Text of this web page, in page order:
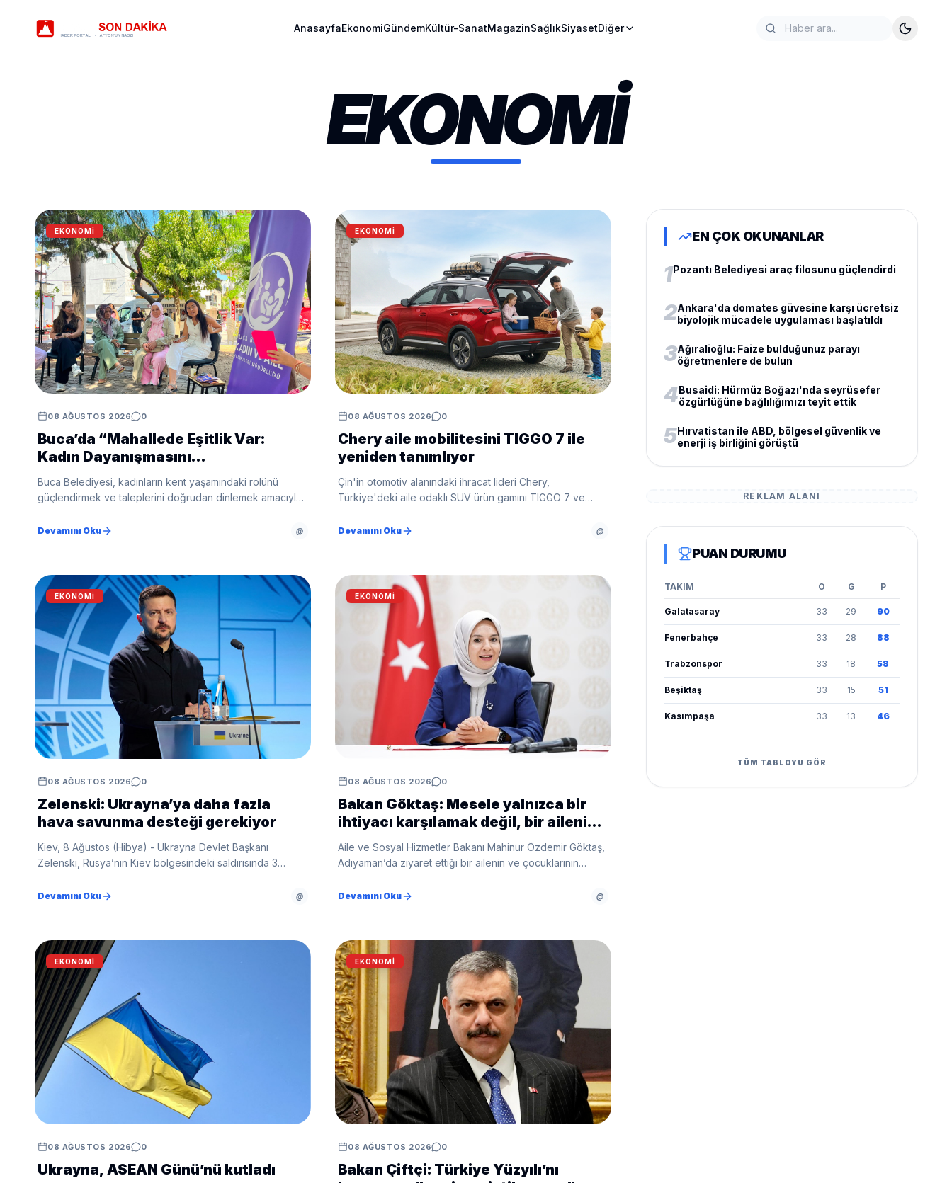
AnasayfaEkonomiGündemKültür-SanatMagazinSağlıkSiyasetDiğer
EKONOMI
EKONOMI
08 AĞUSTOS 2026 0
Buca’da “Mahallede Eşitlik Var:
Kadın Dayanışmasını
Büyütüyoruz”projesi
Buca Belediyesi, kadınların kent yaşamındaki rolünü
güçlendirmek ve taleplerini doğrudan dinlemek amacıyla
projesini hayata geçirdi.
Devamını Oku @
EKONOMI
08 AĞUSTOS 2026 0
Chery aile mobilitesini TIGGO 7 ile
yeniden tanımlıyor
Çin'in otomotiv alanındaki ihracat lideri Chery,
Türkiye'deki aile odaklı SUV ürün gamını TIGGO 7 ve
Global pazarlarda 1 milyon adedi aşan ihracat başarısı,
markanın Türkiye'deki aile SUV stratejisinin merkezinde
yer alıyor.
Devamını Oku @
EKONOMI
08 AĞUSTOS 2026 0
Zelenski: Ukrayna’ya daha fazla
hava savunma desteği gerekiyor
Kiev, 8 Ağustos (Hibya) - Ukrayna Devlet Başkanı
Zelenski, Rusya’nın Kiev bölgesindeki saldırısında 3
hava savunma sistemine ve yeni yaptırımlara ihtiyaç
Devamını Oku @
EKONOMI
08 AĞUSTOS 2026 0
Bakan Göktaş: Mesele yalnızca bir
ihtiyacı karşılamak değil, bir ailenin
güçlenmesi
Aile ve Sosyal Hizmetler Bakanı Mahinur Özdemir Göktaş,
Adıyaman’da ziyaret ettiği bir ailenin ve çocuklarının
açıkladı.
Devamını Oku @
EKONOMI
08 AĞUSTOS 2026 0
Ukrayna, ASEAN Günü’nü kutladı
EKONOMI
08 AĞUSTOS 2026 0
Bakan Çiftçi: Türkiye Yüzyılı’nı
EN ÇOK OKUNANLAR
1Pozantı Belediyesi araç filosunu güçlendirdi
2Ankara'da domates güvesine karşı ücretsiz
biyolojik mücadele uygulaması başlatıldı
3Ağıralioğlu: Faize bulduğunuz parayı
öğretmenlere de bulun
4Busaidi: Hürmüz Boğazı'nda seyrüsefer
özgürlüğüne bağlılığımızı teyit ettik
5Hırvatistan ile ABD, bölgesel güvenlik ve
enerji iş birliğini görüştü
REKLAM ALANI
PUAN DURUMU
TAKIM O G P
Galatasaray 33 29 90
Fenerbahçe 33 28 88
Trabzonspor 33 18 58
Beşiktaş 33 15 51
Kasımpaşa 33 13 46
TÜM TABLOYU GÖR